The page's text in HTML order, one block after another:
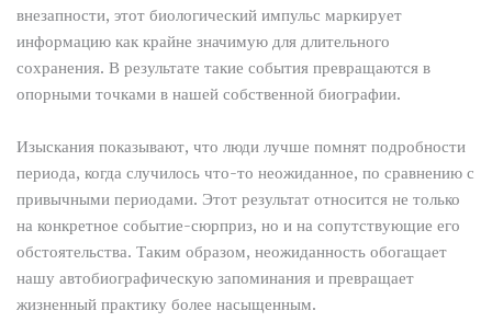
внезапности, этот биологический импульс маркирует
информацию как крайне значимую для длительного
сохранения. В результате такие события превращаются в
опорными точками в нашей собственной биографии.
Изыскания показывают, что люди лучше помнят подробности
периода, когда случилось что-то неожиданное, по сравнению с
привычными периодами. Этот результат относится не только
на конкретное событие-сюрприз, но и на сопутствующие его
обстоятельства. Таким образом, неожиданность обогащает
нашу автобиографическую запоминания и превращает
жизненный практику более насыщенным.